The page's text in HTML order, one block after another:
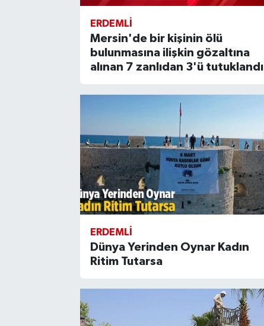
ERDEMLI
Mersin'de bir kişinin ölü
bulunmasına ilişkin gözaltına
alınan 7 zanlıdan 3'ü tutuklandı
ERDEMLI
Dünya Yerinden Oynar Kadın
Ritim Tutarsa